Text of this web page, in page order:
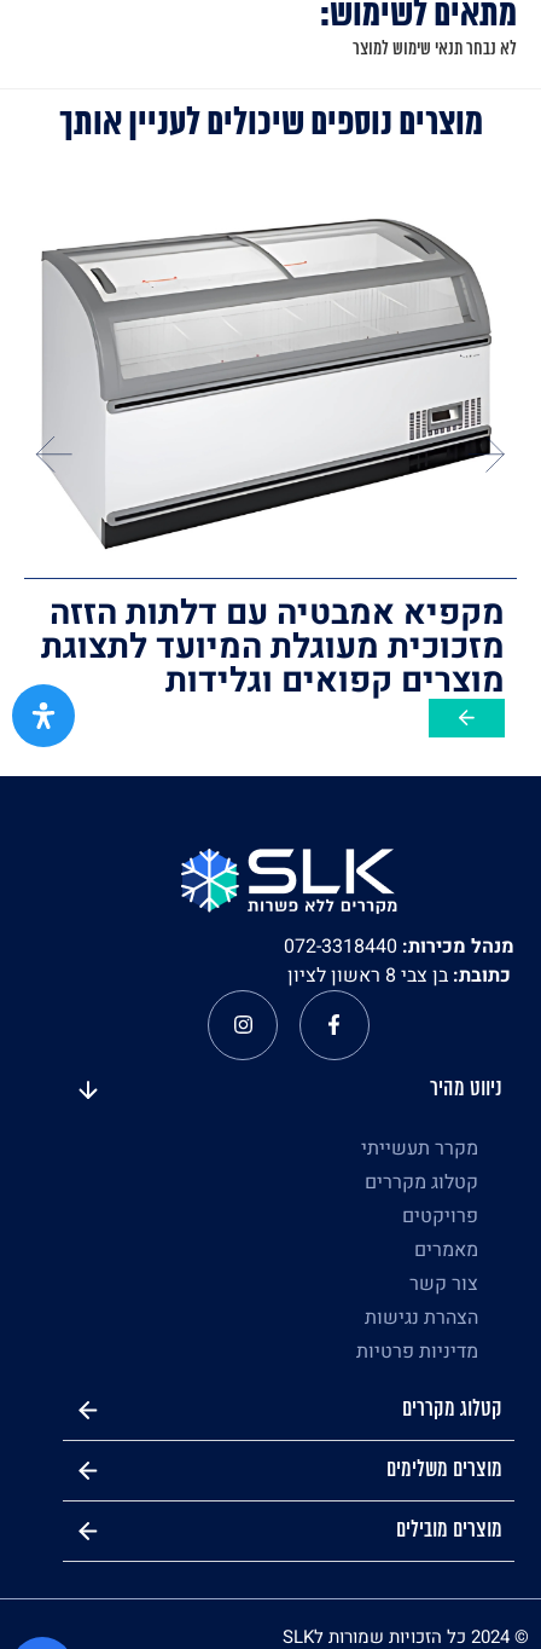
מתאים לשימוש:
לא נבחר תנאי שימוש למוצר
מוצרים נוספים שיכולים לעניין אותך
מקפיא אמבטיה עם דלתות הזזה
מזכוכית מעוגלת המיועד לתצוגת
מוצרים קפואים וגלידות
מנהל מכירות: 072-3318440
כתובת: בן צבי 8 ראשון לציון
ניווט מהיר
מקרר תעשייתי
קטלוג מקררים
פרויקטים
מאמרים
צור קשר
הצהרת נגישות
מדיניות פרטיות
קטלוג מקררים
מוצרים משלימים
מוצרים מובילים
© 2024 כל הזכויות שמורות לSLK